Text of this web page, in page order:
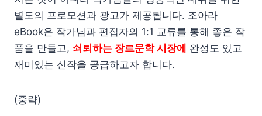
별도의 프로모션과 광고가 제공됩니다. 조아라
eBook은 작가님과 편집자의 1:1 교류를 통해 좋은 작
품을 만들고, 쇠퇴하는 장르문학 시장에 완성도 있고
재미있는 신작을 공급하고자 합니다.
(중략)